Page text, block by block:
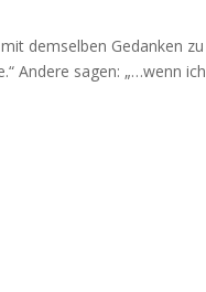
demselben Gedanken zu
Andere sagen: „…wenn ich